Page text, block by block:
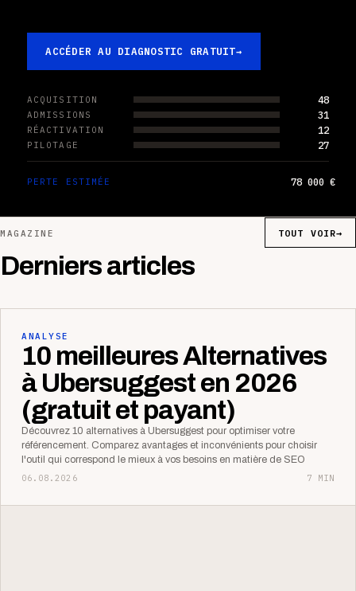
ACCÉDER AU DIAGNOSTIC GRATUIT→
ACQUISITION 48
ADMISSIONS 31
RÉACTIVATION 12
PILOTAGE 27
PERTE ESTIMÉE 78 000 €
MAGAZINE
Derniers articles
TOUT VOIR→
ANALYSE
10 meilleures Alternatives
à Ubersuggest en 2026
(gratuit et payant)
Découvrez 10 alternatives à Ubersuggest pour optimiser votre
référencement. Comparez avantages et inconvénients pour choisir
l'outil qui correspond le mieux à vos besoins en matière de SEO
06.08.2026
7 MIN